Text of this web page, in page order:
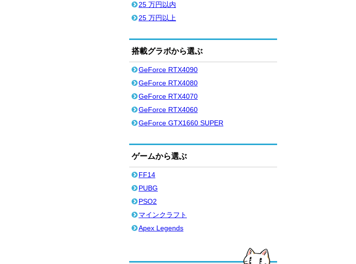
25 万円以内
25 万円以上
搭載グラボから選ぶ
GeForce RTX4090
GeForce RTX4080
GeForce RTX4070
GeForce RTX4060
GeForce GTX1660 SUPER
ゲームから選ぶ
FF14
PUBG
PSO2
マインクラフト
Apex Legends